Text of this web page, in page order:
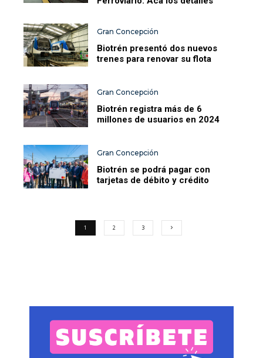
Gran Concepción
Biotrén presentó dos nuevos
trenes para renovar su flota
Gran Concepción
Biotrén registra más de 6
millones de usuarios en 2024
Gran Concepción
Biotrén se podrá pagar con
tarjetas de débito y crédito
1 2 3